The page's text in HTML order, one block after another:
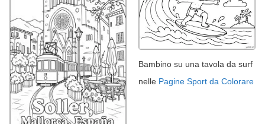
Bambino su una tavola da surf
nelle Pagine Sport da Colorare